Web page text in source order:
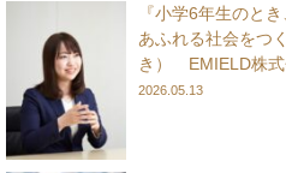
『小学6年生のと
あふれる社会をつ
き） EMIELD株式
2026.05.13